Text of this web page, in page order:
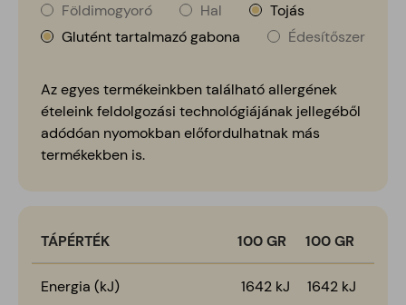
Földimogyoró
Hal
Tojás
Glutént tartalmazó gabona
Édesítőszer
Az egyes termékeinkben található allergének
ételeink feldolgozási technológiájának jellegéből
adódóan nyomokban előfordulhatnak más
termékekben is.
TÁPÉRTÉK 100 GR 100GR
Energia (kJ) 1642 kJ
1642 kJ